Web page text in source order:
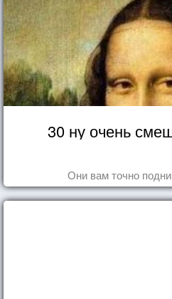
30 ну очень
Они вам точно